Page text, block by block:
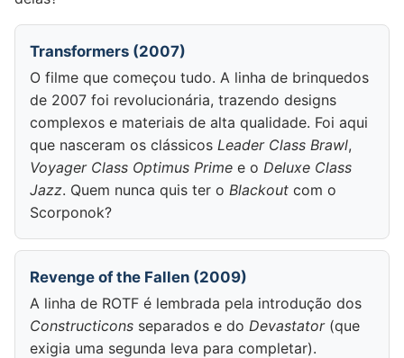
Transformers (2007)
O filme que começou tudo. A linha de brinquedos
de 2007 foi revolucionária, trazendo designs
complexos e materiais de alta qualidade. Foi aqui
que nasceram os clássicos Leader Class Brawl,
Voyager Class Optimus Prime e o Deluxe Class
Jazz. Quem nunca quis ter o Blackout com o
Scorponok?
Revenge of the Fallen (2009)
A linha de ROTF é lembrada pela introdução dos
Constructicons separados e do Devastator(que
exigia uma segunda leva para completar).